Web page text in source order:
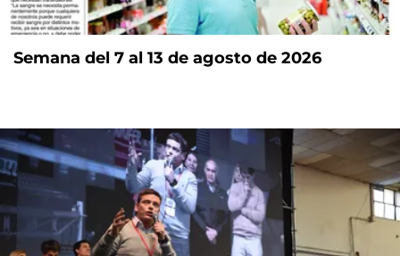
Semana del 7 al 13 de agosto de 2026